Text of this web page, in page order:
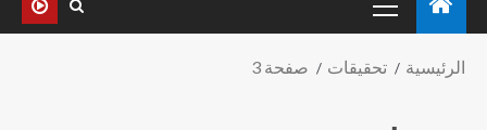
الرئيسية تحقيقات صفحة 3